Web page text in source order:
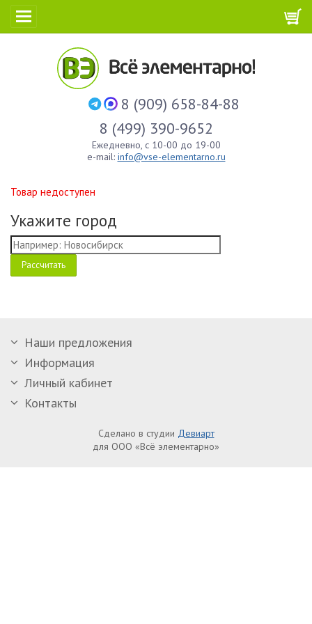
8 (909) 658-84-88
8 (499) 390-9652
Ежедневно, с 10-00 до 19-00
e-mail: info@vse-elementarno.ru
Товар недоступен
Укажите город
Рассчитать
Наши предложения
Информация
Личный кабинет
Контакты
Сделано в студии Девиарт
для ООО «Всё элементарно»